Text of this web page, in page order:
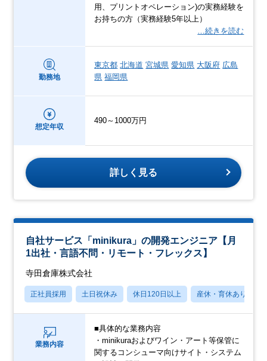
用、プリントオペレーション)の実務経験を
お持ちの方（実務経験5年以上）
…続きを読む
勤務地
東京都 北海道 宮城県 愛知県 大阪府 広島
県 福岡県
想定年収
490～1000万円
詳しく見る
自社サービス「minikura」の開発エンジニア【月
1出社・言語不問・リモート・フレックス】
寺田倉庫株式会社
正社員採用 土日祝休み 休日120日以上 産休・育休あり
業務内容
■具体的な業務内容
・minikuraおよびワイン・アート等保管に
関するコンシューマ向けサイト・システム